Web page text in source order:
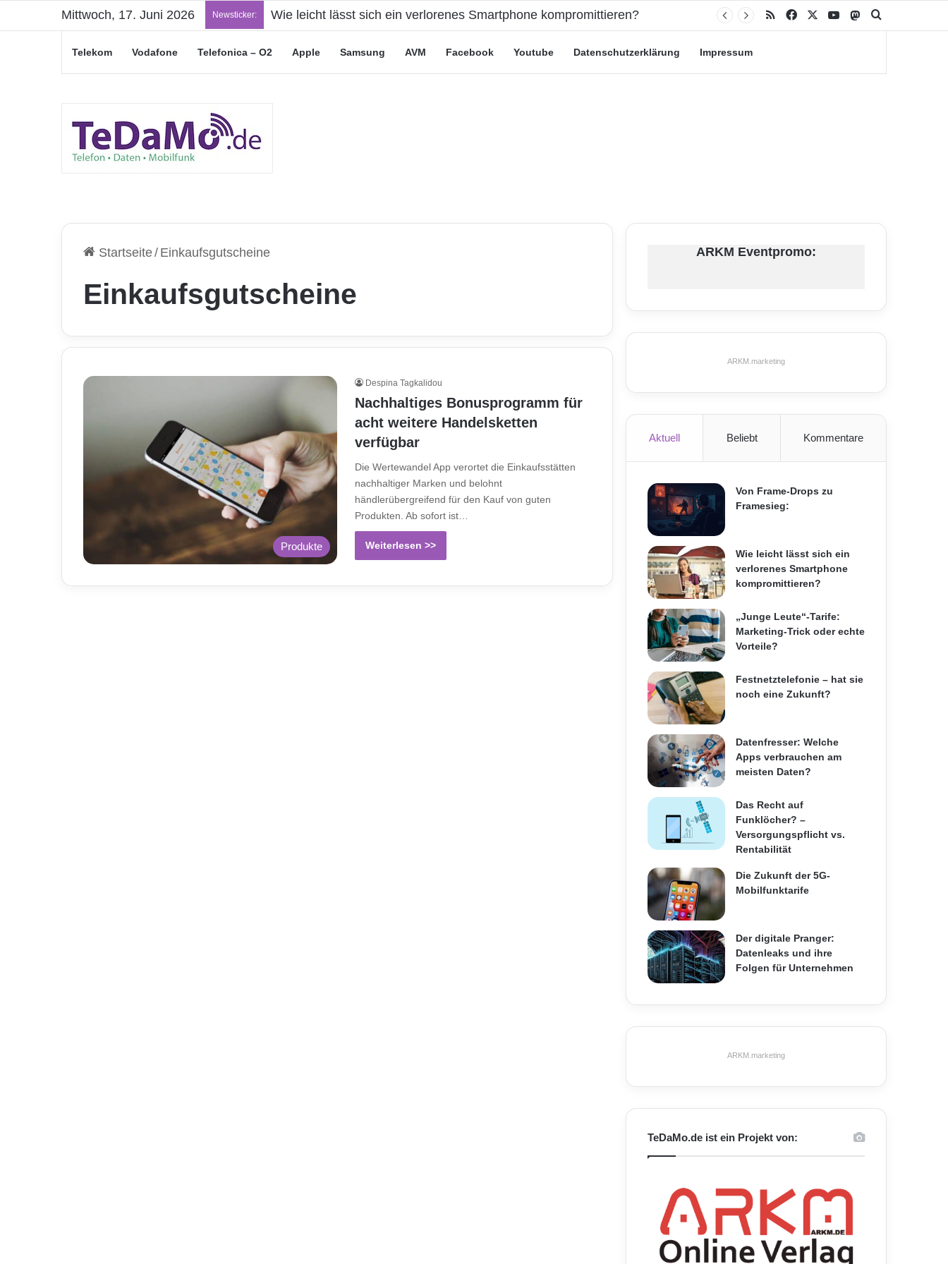
Mittwoch, 17. Juni 2026 Newsticker: Wie leicht lässt sich ein verlorenes Smartphone kompromittieren? RSS Facebook YouTubeMastodon
Telekom Vodafone Telefonica – O2 Apple Samsung AVM Facebook Youtube Datenschutzerklärung Impressum
Startseite/ Einkaufsgutscheine
Einkaufsgutscheine
Produkte
Despina Tagkalidou
Nachhaltiges Bonusprogramm für
acht weitere Handelsketten
verfügbar
Die Wertewandel App verortet die Einkaufsstätten
nachhaltiger Marken und belohnt
händlerübergreifend für den Kauf von guten
Produkten. Ab sofort ist…
Weiterlesen >>
ARKM Eventpromo:
ARKM.marketing
Aktuell Beliebt Kommentare
Von Frame-Drops zu
Framesieg:
Wie leicht lässt sich ein
verlorenes Smartphone
kompromittieren?
„Junge Leute“-Tarife:
Marketing-Trick oder echte
Vorteile?
Festnetztelefonie – hat sie
noch eine Zukunft?
Datenfresser: Welche
Apps verbrauchen am
meisten Daten?
Das Recht auf
Funklöcher? –
Versorgungspflicht vs.
Rentabilität
Die Zukunft der 5G-
Mobilfunktarife
Der digitale Pranger:
Datenleaks und ihre
Folgen für Unternehmen
ARKM.marketing
TeDaMo.de ist ein Projekt von: